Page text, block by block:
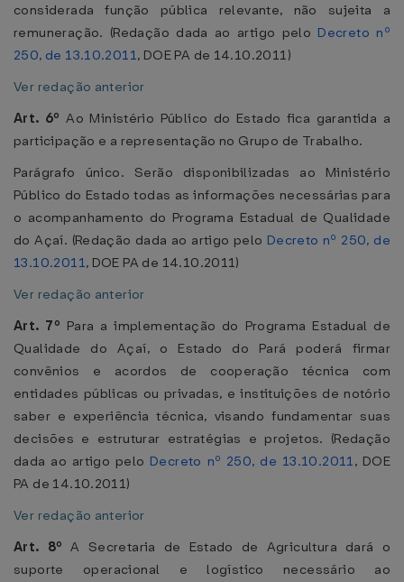
considerada função pública relevante, não sujeita a
remuneração. (Redação dada ao artigo pelo Decreto nº
250, de 13.10.2011, DOE PA de 14.10.2011)
Ver redação anterior
Art. 6º Ao Ministério Público do Estado fica garantida a
participação e a representação no Grupo de Trabalho.
Parágrafo único. Serão disponibilizadas ao Ministério
Público do Estado todas as informações necessárias para
o acompanhamento do Programa Estadual de Qualidade
do Açaí. (Redação dada ao artigo pelo Decreto nº 250, de
13.10.2011, DOE PA de 14.10.2011)
Ver redação anterior
Art. 7º Para a implementação do Programa Estadual de
Qualidade do Açaí, o Estado do Pará poderá firmar
convênios e acordos de cooperação técnica com
entidades públicas ou privadas, e instituições de notório
saber e experiência técnica, visando fundamentar suas
decisões e estruturar estratégias e projetos. (Redação
dada ao artigo pelo Decreto nº 250, de 13.10.2011, DOE
PA de 14.10.2011)
Ver redação anterior
Art. 8º A Secretaria de Estado de Agricultura dará o
suporte operacional e logístico necessário ao